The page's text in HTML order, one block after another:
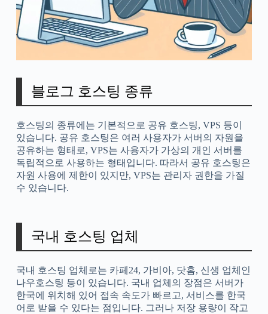
블로그 호스팅 종류
호스팅의 종류에는 기본적으로 공유 호스팅, VPS 등이
있습니다. 공유 호스팅은 여러 사용자가 서버의 자원을
공유하는 형태로, VPS는 사용자가 가상의 개인 서버를
독립적으로 사용하는 형태입니다. 따라서 공유 호스팅은
자원 사용에 제한이 있지만, VPS는 관리자 권한을 가질
수 있습니다.
국내 호스팅 업체
국내 호스팅 업체로는 카페24, 가비아, 닷홈, 신생 업체인
나우호스팅 등이 있습니다. 국내 업체의 장점은 서버가
한국에 위치해 있어 접속 속도가 빠르고, 서비스를 한국
어로 받을 수 있다는 점입니다. 그러나 저장 용량이 작고